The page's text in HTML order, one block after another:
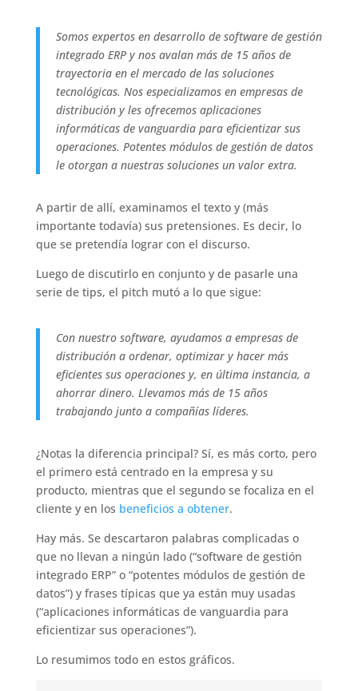
Somos expertos en desarrollo de software de gestión
integrado ERP y nos avalan más de 15 años de
trayectoria en el mercado de las soluciones
tecnológicas. Nos especializamos en empresas de
distribución y les ofrecemos aplicaciones
informáticas de vanguardia para eficientizar sus
operaciones. Potentes módulos de gestión de datos
le otorgan a nuestras soluciones un valor extra.
A partir de allí, examinamos el texto y (más
importante todavía) sus pretensiones. Es decir, lo
que se pretendía lograr con el discurso.
Luego de discutirlo en conjunto y de pasarle una
serie de tips, el pitch mutó a lo que sigue:
Con nuestro software, ayudamos a empresas de
distribución a ordenar, optimizar y hacer más
eficientes sus operaciones y, en última instancia, a
ahorrar dinero. Llevamos más de 15 años
trabajando junto a compañías líderes.
¿Notas la diferencia principal? Sí, es más corto, pero
el primero está centrado en la empresa y su
producto, mientras que el segundo se focaliza en el
cliente y en los beneficios a obtener.
Hay más. Se descartaron palabras complicadas o
que no llevan a ningún lado (“software de gestión
integrado ERP” o “potentes módulos de gestión de
datos”) y frases típicas que ya están muy usadas
(“aplicaciones informáticas de vanguardia para
eficientizar sus operaciones”).
Lo resumimos todo en estos gráficos.